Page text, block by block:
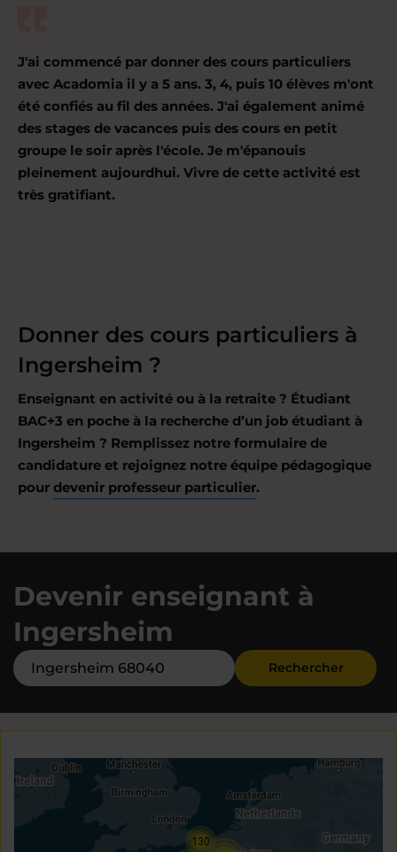
J'ai commencé par donner des cours particuliers
avec Acadomia il y a 5 ans. 3, 4, puis 10 élèves m'ont
été confiés au fil des années. J'ai également animé
des stages de vacances puis des cours en petit
groupe le soir après l'école. Je m'épanouis
pleinement aujourdhui. Vivre de cette activité est
très gratifiant.
Donner des cours particuliers à
Ingersheim ?
Enseignant en activité ou à la retraite ? Étudiant
BAC+3 en poche à la recherche d’un job étudiant à
Ingersheim ? Remplissez notre formulaire de
candidature et rejoignez notre équipe pédagogique
pour devenir professeur particulier.
Devenir enseignant à
Ingersheim
Rechercher